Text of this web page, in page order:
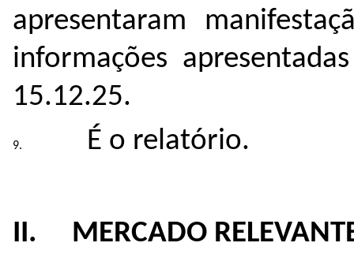
apresentaram
informações
15.12.25.
É o relatório.
II. MERCADO